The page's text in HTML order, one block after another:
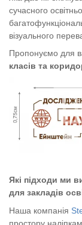
сучасного
візуального
Пропонуємо для
класів та
Які підходи ми
для закладів
Наша компанія
простору